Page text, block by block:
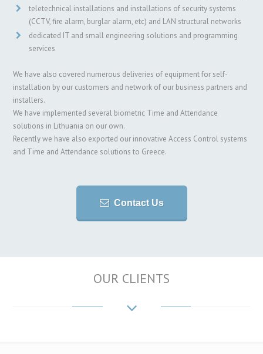
teletechnical installations and installations of security systems
(CCTV, fire alarm, burglar alarm, etc) and LAN structural networks
dedicated IT and small engineering solutions and programming
services
We have also covered numerous deliveries of equipment for self-
installation by our customers and network of our business partners and
installers.
We have implemented several biometric Time and Attendance
solutions in Lithuania on our own.
Recently we have also exported our innovative Access Control systems
and Time and Attendance solutions to Greece.
Contact Us
OUR CLIENTS